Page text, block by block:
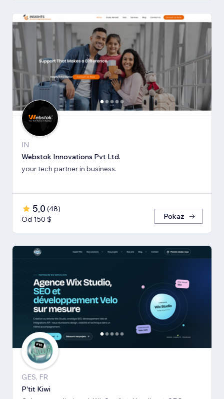
IN
Webstok Innovations Pvt Ltd.
your tech partner in business.
5,0 (48)
Od 150 $
Pokaż
GES, FR
P'tit Kiwi